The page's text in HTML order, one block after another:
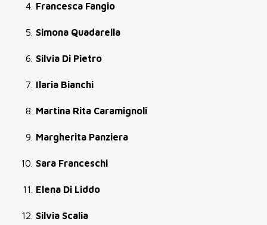
Francesca Fangio
Simona Quadarella
Silvia Di Pietro
Ilaria Bianchi
Martina Rita Caramignoli
Margherita Panziera
Sara Franceschi
Elena Di Liddo
Silvia Scalia